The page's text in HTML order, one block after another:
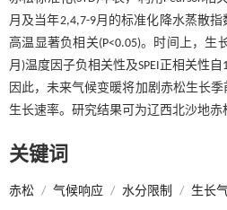
月及当年2,4,7-9月的标准化降水蒸散指
高温显著负相关(P<0.05)。时间上，生
月)温度因子负相关性及SPEI正相关性
因此，未来气候变暖将加剧赤松生长
生长速率。研究结果可为辽西北沙地赤
关键词
赤松 / 气候响应 / 水分限制 / 生长